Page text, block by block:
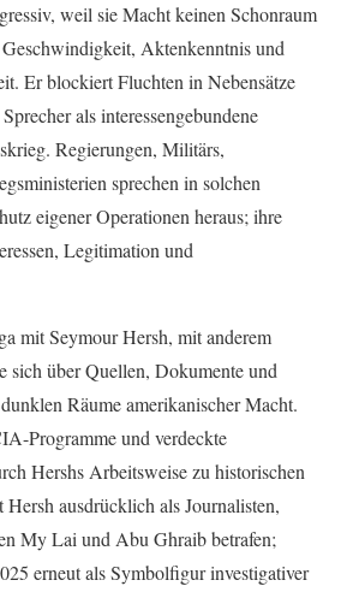
weil sie Macht keinen Schonraum
Aktenkenntnis und
Er blockiert Fluchten in Nebensätze
als interessengebundene
Regierungen, Militärs,
sprechen in solchen
eigener Operationen heraus; ihre
Legitimation und
mit Seymour Hersh, mit anderem
sich über Quellen, Dokumente und
Räume amerikanischer Macht.
Programme und verdeckte
Hershs Arbeitsweise zu historischen
ausdrücklich als Journalisten,
My Lai und Abu Ghraib betrafen;
erneut als Symbolfigur investigativer